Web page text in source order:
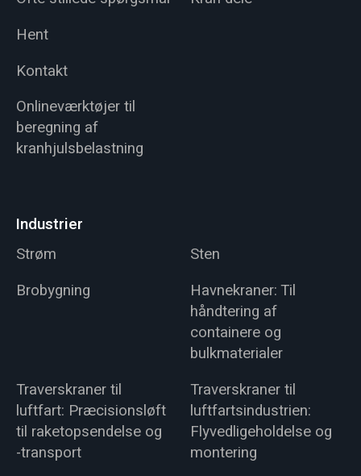
Hent
Kontakt
Onlineværktøjer til
beregning af
kranhjulsbelastning
Industrier
Strøm
Sten
Brobygning
Havnekraner: Til
håndtering af
containere og
bulkmaterialer
Traverskraner til
luftfart: Præcisionsløft
til raketopsendelse og
-transport
Traverskraner til
luftfartsindustrien:
Flyvedligeholdelse og
montering